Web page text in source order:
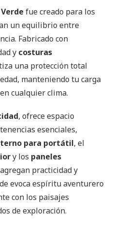
fue creado para los
un equilibrio entre
Fabricado con
y costuras
una protección total
manteniendo tu carga
cualquier clima.
, ofrece espacio
esenciales,
para portátil, el
y los paneles
agregan practicidad y
evoca espíritu aventurero
con los paisajes
de exploración.